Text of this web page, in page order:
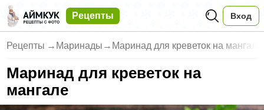
Рецепты Вход
Рецепты → Маринады → Маринад для креветок на мангале
Маринад для креветок на
мангале